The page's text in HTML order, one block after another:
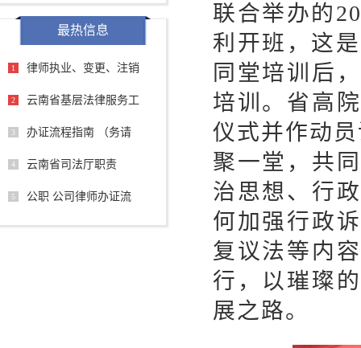
最热信息
1 律师执业、变更、注销
2 云南省基层法律服务工
3 办证流程指南 （务请
4 云南省司法厅职责
5 公职 公司律师办证流
联合举办的
利开班，这
同堂培训后
培训。省高
仪式并作动
聚一堂，共
治思想、行
何加强行政
复议法等内
行，以璀璨
展之路。